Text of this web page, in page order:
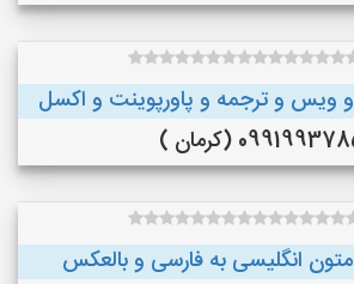
و ویس و ترجمه و پاورپوینت و اکسل
(کرمان )
انگلیسی به فارسی و بالعکس